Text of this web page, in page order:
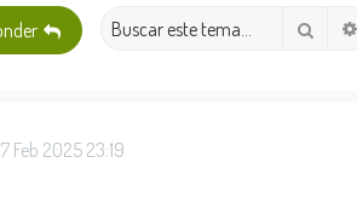
Buscar
Feb 2025 23:19